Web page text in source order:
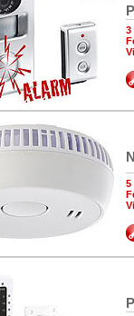
3
5